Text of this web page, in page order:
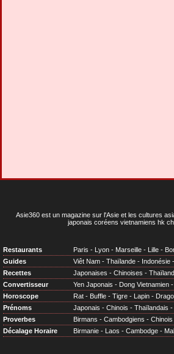
Asie360 est un magazine sur l'Asie et les cultures
japonais coréens vietnamiens hk
Restaurants Paris - Lyon - Marseille - Lille -
Guides
Viêt Nam - Thaïlande - Indonésie -
Recettes
Japonaises - Chinoises -
Convertisseur
Yen Japonais - Dong Vietnamien -
Horoscope
Rat - Buffle - Tigre - Lapin -
Prénoms
Japonais - Chinois - Thaïlandais -
Proverbes
Birmans - Cambodgiens - Chinois
Décalage Horaire
Birmanie - Laos - Cambodge -